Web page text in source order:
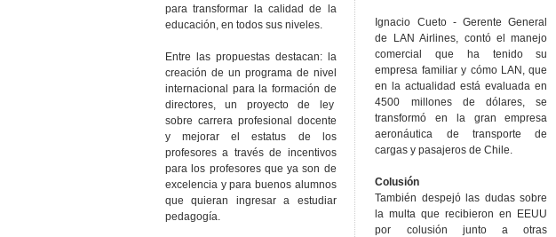
para transformar la calidad de la
educación, en todos sus niveles.
Entre las propuestas destacan: la
creación de un programa de nivel
internacional para la formación de
directores, un proyecto de ley
sobre carrera profesional docente
y mejorar el estatus de los
profesores a través de incentivos
para los profesores que ya son de
excelencia y para buenos alumnos
que quieran ingresar a estudiar
pedagogía.
Ignacio Cueto - Gerente General
de LAN Airlines, contó el manejo
comercial que ha tenido su
empresa familiar y cómo LAN, que
en la actualidad está evaluada en
4500 millones de dólares, se
transformó en la gran empresa
aeronáutica de transporte de
cargas y pasajeros de Chile.
Colusión
También despejó las dudas sobre
la multa que recibieron en EEUU
por colusión junto a otras